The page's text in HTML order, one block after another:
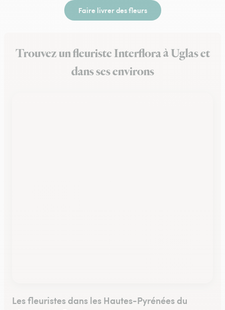
Faire livrer des fleurs
Trouvez un fleuriste Interflora à Uglas et
dans ses environs
Les fleuristes dans les Hautes-Pyrénées du